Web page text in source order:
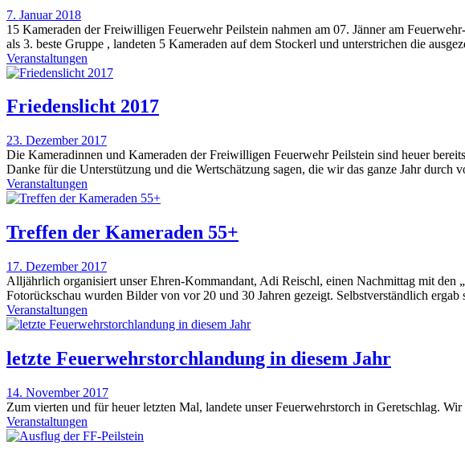
7. Januar 2018
15 Kameraden der Freiwilligen Feuerwehr Peilstein nahmen am 07. Jänner am
als 3. beste Gruppe , landeten 5 Kameraden auf dem Stockerl und unterstrichen die
Veranstaltungen
Friedenslicht 2017
23. Dezember 2017
Die Kameradinnen und Kameraden der Freiwilligen Feuerwehr Peilstein sind heuer
Danke für die Unterstützung und die Wertschätzung sagen, die wir das ganze Jahr
Veranstaltungen
Treffen der Kameraden 55+
17. Dezember 2017
Alljährlich organisiert unser Ehren-Kommandant, Adi Reischl, einen Nachmittag mit
Fotorückschau wurden Bilder von vor 20 und 30 Jahren gezeigt. Selbstverständlich
Veranstaltungen
letzte Feuerwehrstorchlandung in diesem Jahr
14. November 2017
Zum vierten und für heuer letzten Mal, landete unser Feuerwehrstorch in Geretschlag.
Veranstaltungen